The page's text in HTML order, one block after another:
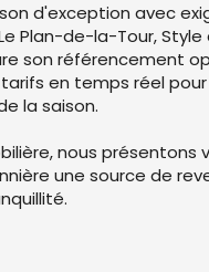
d'exception avec
Plan-de-la-Tour, Style
son référencement
en temps réel
la saison.
nous présentons
une source de